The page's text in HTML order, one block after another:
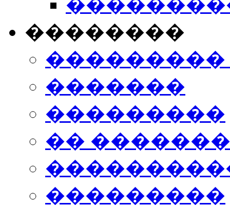
��������
���������
�������
���������
��
���������